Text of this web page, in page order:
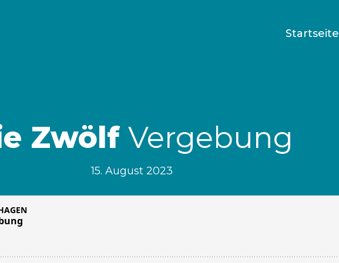
Startseite
Zwölf Vergebung
15. August 2023